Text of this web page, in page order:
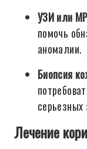
УЗИ или
помочь
аномалии.
Биопсия
серьезных
Лечение